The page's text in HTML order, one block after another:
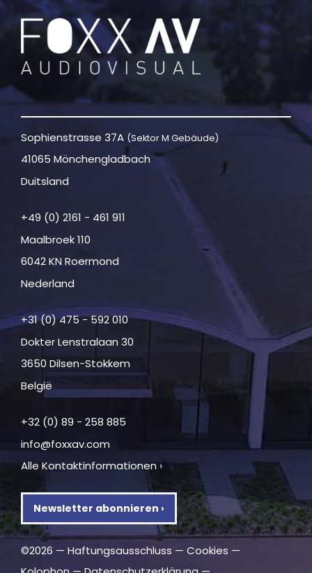
Sophienstrasse 37A (Sektor M Gebäude)
41065 Mönchengladbach
Duitsland
+49 (0) 2161 - 461 911
Maalbroek 110
6042 KN Roermond
Nederland
+31 (0) 475 - 592 010
Dokter Lenstralaan 30
3650 Dilsen-Stokkem
België
+32 (0) 89 - 258 885
info@foxxav.com
Alle Kontaktinformationen ›
Newsletter abonnieren ›
©2026 — Haftungsausschluss — Cookies —